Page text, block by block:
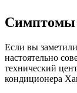
Симптомы
Если вы
настоятельно
технический
кондиционера